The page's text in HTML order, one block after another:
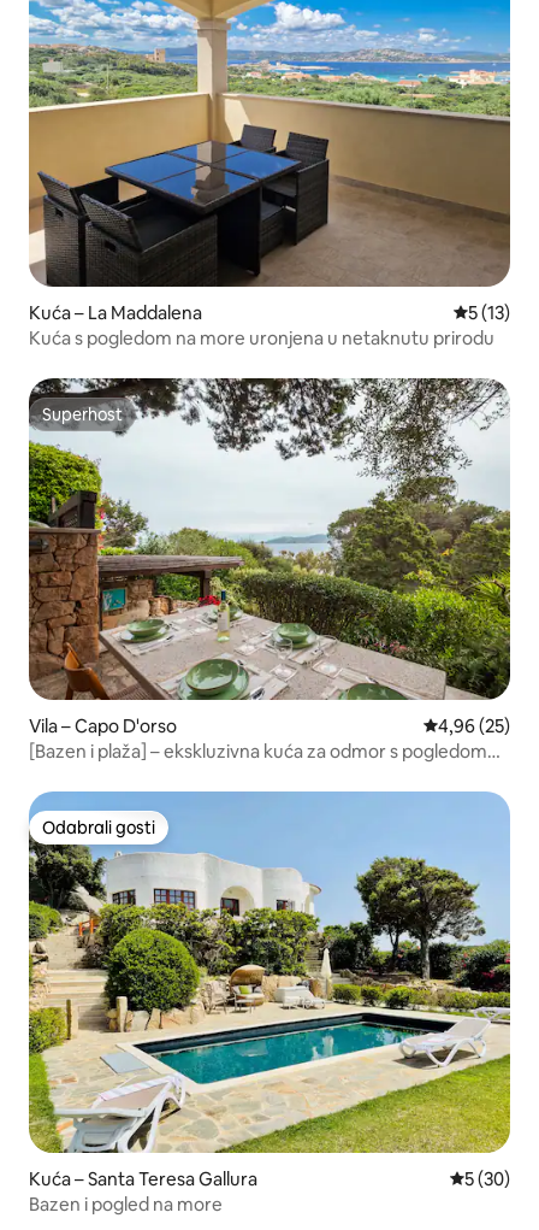
Kuća – La Maddalena Prosječna
5 (13)
Kuća s pogledom na more uronjena u netaknutu prirodu
Superhost
Superhost
Vila – Capo D'orso Prosječna
4,96 (25)
[Bazen i plaža] – ekskluzivna kuća za odmor s pogledom
Odabrali gosti
Odabrali gosti
Kuća – Santa Teresa Gallura Prosječna
5 (30)
Bazen i pogled na more